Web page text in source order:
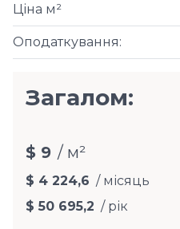
Оподаткування:
Ціна м²
Загалом:
$ 9 / м²
$ 4 224,6 / місяць
$ 50 695,2 / рік